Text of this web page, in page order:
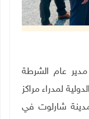
وفا- شارك مدير عام الشرطة
لمدراء مراكز
مدينة شارلوت في